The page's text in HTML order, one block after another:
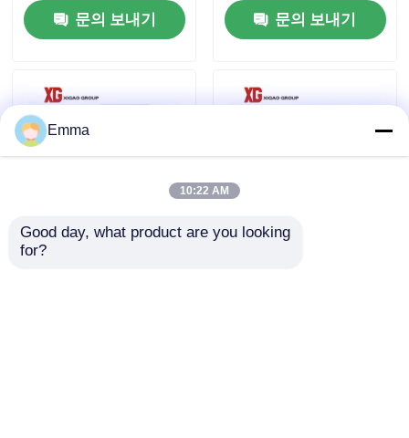
우리에 대하여
품질 관리
인용문을 요구하세요
문의 보내기
문의 보내기
교류 전력 분배 개폐기
Emma
10:22 AM
Good day, what product are you looking
for?